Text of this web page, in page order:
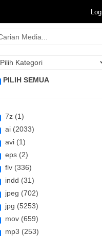
PILIH SEMUA
7z (1)
ai (2033)
avi (1)
eps (2)
flv (336)
indd (31)
jpeg (702)
jpg (5253)
mov (659)
mp3 (253)